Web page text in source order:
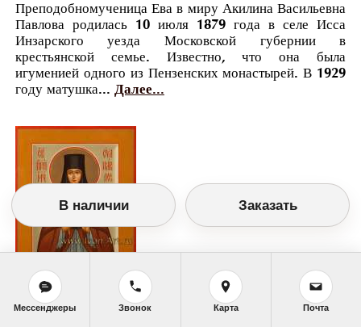
Преподобномученица Ева в миру Акилина Васильевна
Павлова родилась 10 июля 1879 года в селе Исса
Инзарского уезда Московской губернии в
крестьянской семье. Известно, что она была
игуменией одного из Пензенских монастырей. В 1929
году матушка... Далее...
Православный календарь
<<Вторник, 27 Августа (14 Августа по
В наличии Заказать
Мессенджеры Звонок Карта Почта